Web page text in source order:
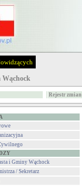
Wąchock
Rejestr zmian
i Gminy Wąchock
/ Sekretarz